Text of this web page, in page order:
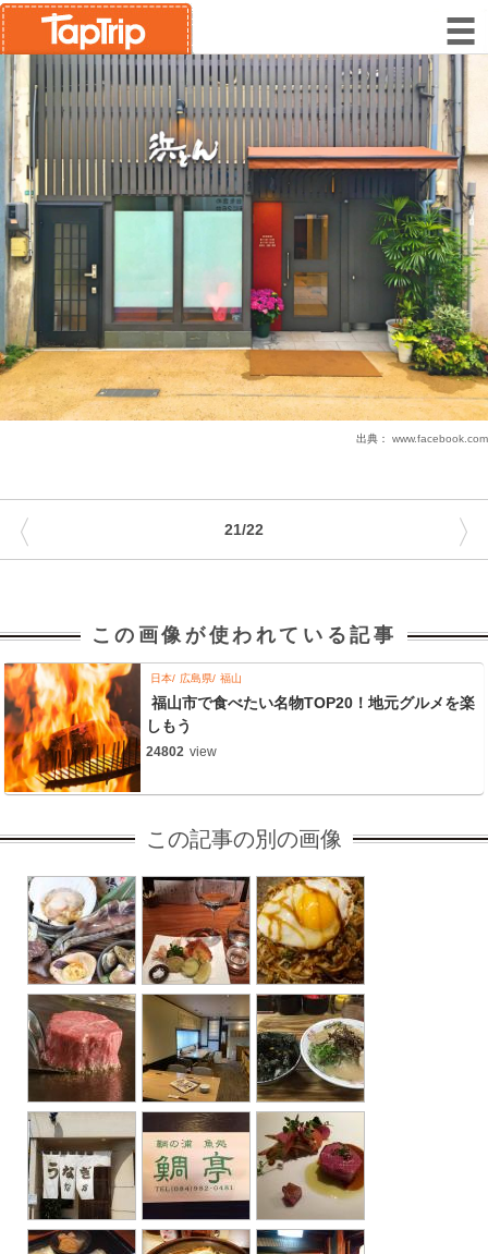
出典： www.facebook.com
21/22
〈 〉
この画像が使われている記事
日本 広島県 福山
福山市で食べたい名物TOP20！地元グルメを楽
しもう
24802 view
この記事の別の画像